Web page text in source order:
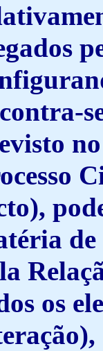
de
os